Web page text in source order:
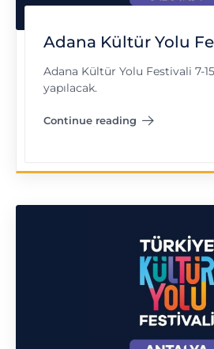
Adana Kültür Yolu
Adana Kültür Yolu Festivali 7-15
yapılacak.
Continue reading
"Adana Kültür Yolu Festivali"